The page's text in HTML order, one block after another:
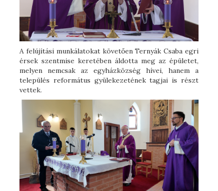
A felújítási munkálatokat követően Ternyák Csaba egri
érsek szentmise keretében áldotta meg az épületet,
melyen nemcsak az egyházközség hívei, hanem a
település református gyülekezetének tagjai is részt
vettek.